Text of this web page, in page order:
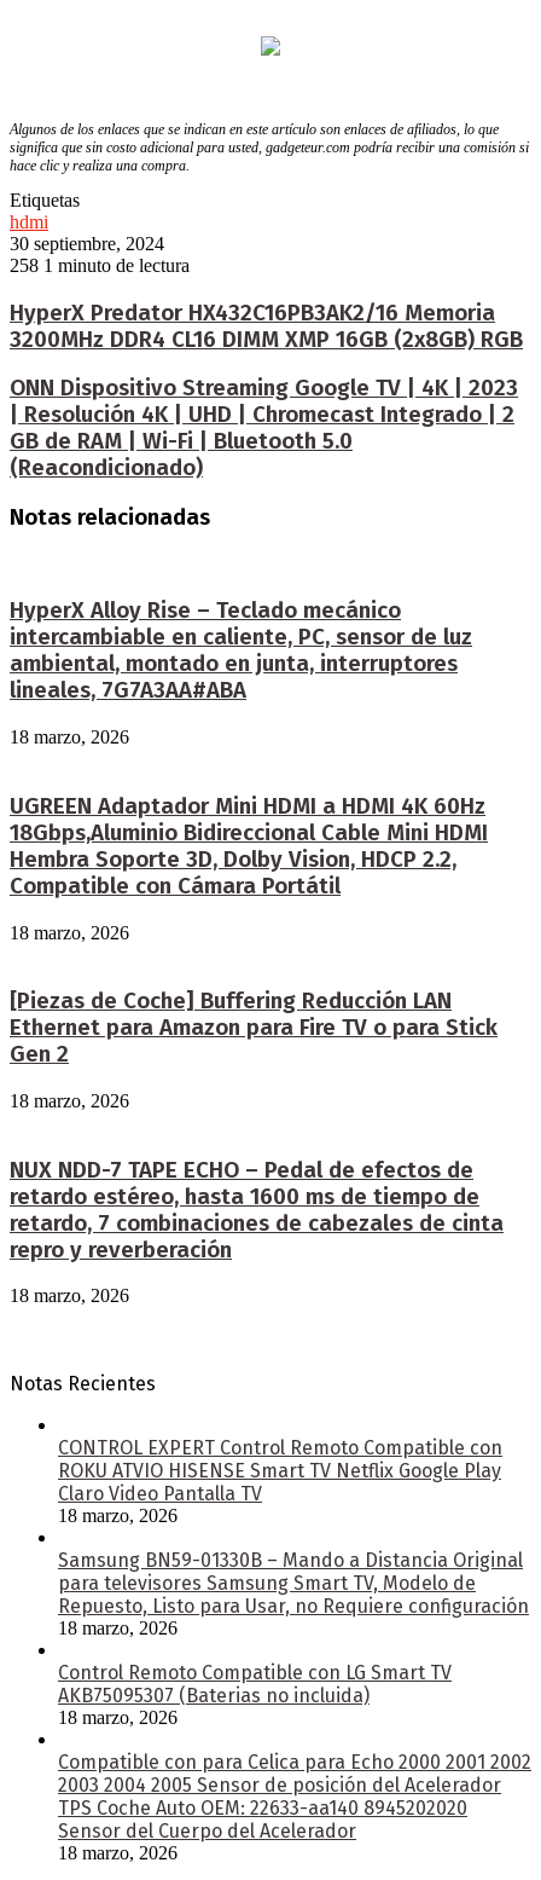
Algunos de los enlaces que se indican en este artículo son enlaces de afiliados, lo que
significa que sin costo adicional para usted, gadgeteur.com podría recibir una comisión si
hace clic y realiza una compra.
Etiquetas
hdmi
30 septiembre, 2024
258 1 minuto de lectura
HyperX Predator HX432C16PB3AK2/16 Memoria
3200MHz DDR4 CL16 DIMM XMP 16GB (2x8GB) RGB
ONN Dispositivo Streaming Google TV | 4K | 2023
| Resolución 4K | UHD | Chromecast Integrado | 2
GB de RAM | Wi-Fi | Bluetooth 5.0
(Reacondicionado)
Notas relacionadas
HyperX Alloy Rise – Teclado mecánico
intercambiable en caliente, PC, sensor de luz
ambiental, montado en junta, interruptores
lineales, 7G7A3AA#ABA
18 marzo, 2026
UGREEN Adaptador Mini HDMI a HDMI 4K 60Hz
18Gbps,Aluminio Bidireccional Cable Mini HDMI
Hembra Soporte 3D, Dolby Vision, HDCP 2.2,
Compatible con Cámara Portátil
18 marzo, 2026
[Piezas de Coche] Buffering Reducción LAN
Ethernet para Amazon para Fire TV o para Stick
Gen 2
18 marzo, 2026
NUX NDD-7 TAPE ECHO – Pedal de efectos de
retardo estéreo, hasta 1600 ms de tiempo de
retardo, 7 combinaciones de cabezales de cinta
repro y reverberación
18 marzo, 2026
Notas Recientes
CONTROL EXPERT Control Remoto Compatible con
ROKU ATVIO HISENSE Smart TV Netflix Google Play
Claro Video Pantalla TV
18 marzo, 2026
Samsung BN59-01330B – Mando a Distancia Original
para televisores Samsung Smart TV, Modelo de
Repuesto, Listo para Usar, no Requiere configuración
18 marzo, 2026
Control Remoto Compatible con LG Smart TV
AKB75095307 (Baterias no incluida)
18 marzo, 2026
Compatible con para Celica para Echo 2000 2001 2002
2003 2004 2005 Sensor de posición del Acelerador
TPS Coche Auto OEM: 22633-aa140 8945202020
Sensor del Cuerpo del Acelerador
18 marzo, 2026